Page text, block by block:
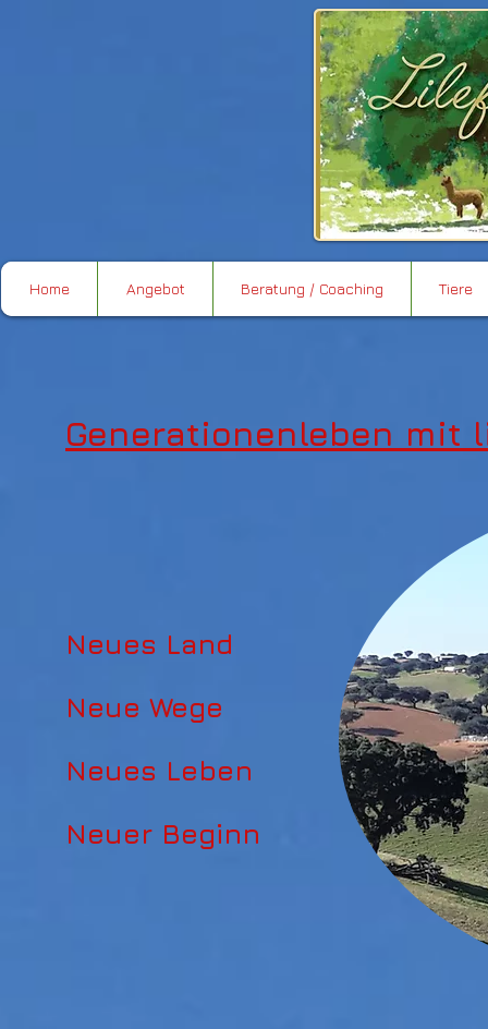
Home Angebot Beratung / Coaching Tiere
Generationenleben mit
Neues Land
Neue Wege
Neues Leben
Neuer Beginn